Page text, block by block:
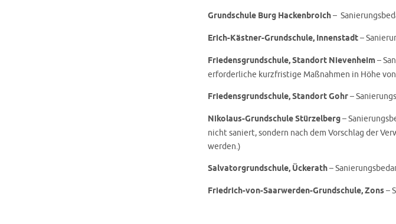
Grundschule Burg Hackenbroich–
Erich-Kästner-Grundschule, Innenstadt–
Friedensgrundschule, Standort Nievenheim–
erforderliche kurzfristige Maßnahmen in Höhe
Friedensgrundschule, Standort Gohr–
Nikolaus-Grundschule Stürzelberg–
nicht saniert, sondern nach dem Vorschlag der
werden.)
Salvatorgrundschule, Ückerath–
Friedrich-von-Saarwerden-Grundschule, Zons–